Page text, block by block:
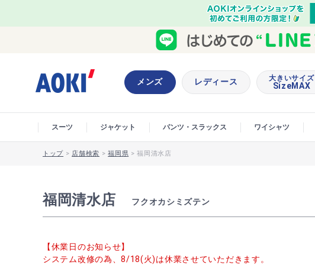
メンズ レディース 大きいサイズ
SizeMAX
スーツ ジャケット パンツ・スラックス ワイシャツ
トップ > 店舗検索 >福岡県 >福岡清水店
福岡清水店 フクオカシミズテン
【休業日のお知らせ】
システム改修の為、8/18(火)は休業させていただきます。